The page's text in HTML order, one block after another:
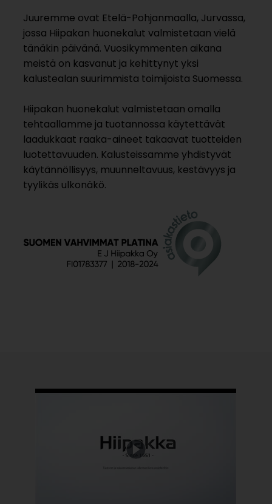
Juuremme ovat Etelä-Pohjanmaalla, Jurvassa,
jossa Hiipakan huonekalut valmistetaan vielä
tänäkin päivänä. Vuosikymmenten aikana
meistä on kasvanut ja kehittynyt yksi
kalustealan suurimmista toimijoista Suomessa.
Hiipakan huonekalut valmistetaan omalla
tehtaallamme ja tuotannossa käytettävät
laadukkaat raaka-aineet takaavat tuotteiden
luotettavuuden. Kalusteissamme yhdistyvät
käytännöllisyys, muunneltavuus, kestävyys ja
tyylikäs ulkonäkö.